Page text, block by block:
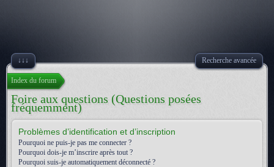
↓↓↓ Recherche avancée
Index du forum
Foire aux questions (Questions posées
fréquemment)
Problèmes d’identification et d’inscription
Pourquoi ne puis-je pas me connecter ?
Pourquoi dois-je m’inscrire après tout ?
Pourquoi suis-je automatiquement déconnecté ?